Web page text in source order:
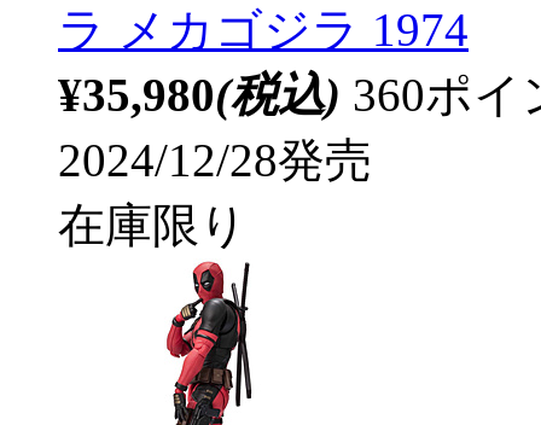
ラ メカゴジラ 1974
¥35,980(税込) 360ポ
2024/12/28発売
在庫限り